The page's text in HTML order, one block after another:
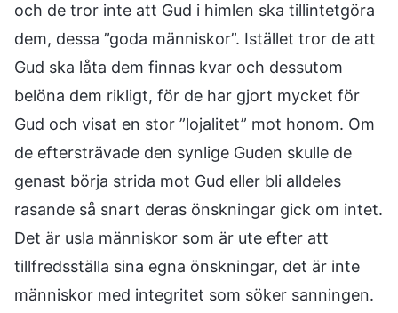
och de tror inte att Gud i himlen ska tillintetgöra
dem, dessa ”goda människor”. Istället tror de att
Gud ska låta dem finnas kvar och dessutom
belöna dem rikligt, för de har gjort mycket för
Gud och visat en stor ”lojalitet” mot honom. Om
de eftersträvade den synlige Guden skulle de
genast börja strida mot Gud eller bli alldeles
rasande så snart deras önskningar gick om intet.
Det är usla människor som är ute efter att
tillfredsställa sina egna önskningar, det är inte
människor med integritet som söker sanningen.